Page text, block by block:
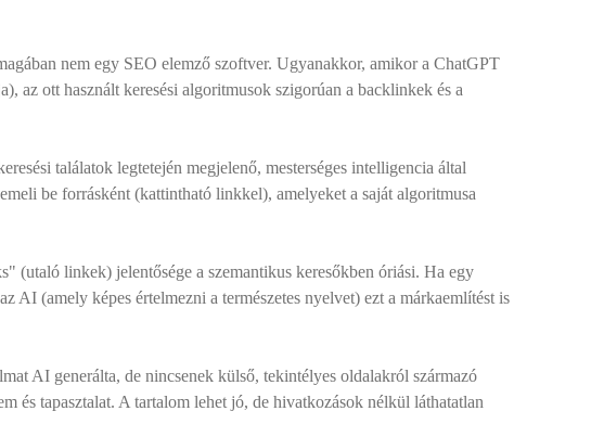
nem egy SEO elemző szoftver. Ugyanakkor, amikor a ChatGPT
az ott használt keresési algoritmusok szigorúan a backlinkek és a
találatok legtetején megjelenő, mesterséges intelligencia által
be forrásként (kattintható linkkel), amelyeket a saját algoritmusa
(utaló linkek) jelentősége a szemantikus keresőkben óriási. Ha egy
AI (amely képes értelmezni a természetes nyelvet) ezt a márkaemlítést is
AI generálta, de nincsenek külső, tekintélyes oldalakról származó
és tapasztalat. A tartalom lehet jó, de hivatkozások nélkül láthatatlan